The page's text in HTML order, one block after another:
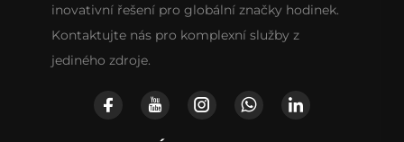
inovativní řešení pro globální značky hodinek.
Kontaktujte nás pro komplexní služby z
jediného zdroje.